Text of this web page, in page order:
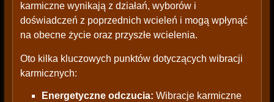
karmiczne wynikają z działań, wyborów i
doświadczeń z poprzednich wcieleń i mogą wpłynąć
na obecne życie oraz przyszłe wcielenia.
Oto kilka kluczowych punktów dotyczących wibracji
karmicznych:
Energetyczne odczucia: Wibracje karmiczne